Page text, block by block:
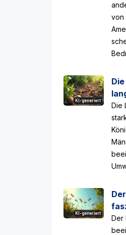
von
KI-generiert
Die
KI-generiert
Der